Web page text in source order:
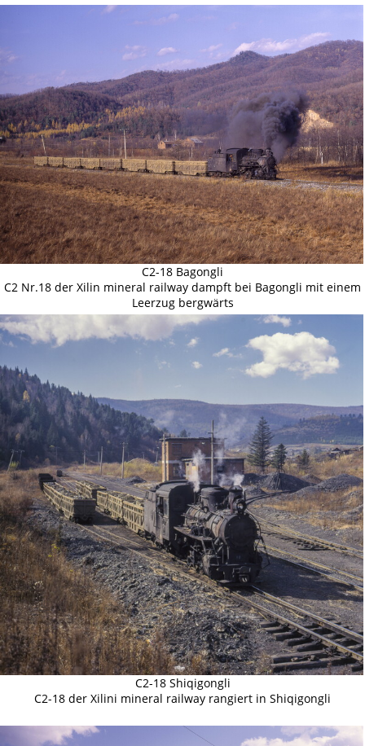
C2-18 Bagongli
C2 Nr.18 der Xilin mineral railway dampft bei Bagongli mit einem
Leerzug bergwärts
C2-18 Shiqigongli
C2-18 der Xilini mineral railway rangiert in Shiqigongli